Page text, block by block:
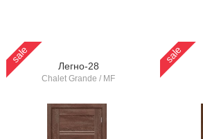
sale
Легно-28
Chalet Grande / MF
sale